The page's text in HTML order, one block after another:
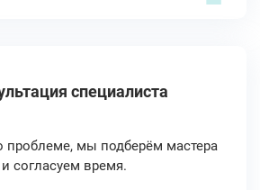
специалиста
проблеме, мы подберём мастера
согласуем время.